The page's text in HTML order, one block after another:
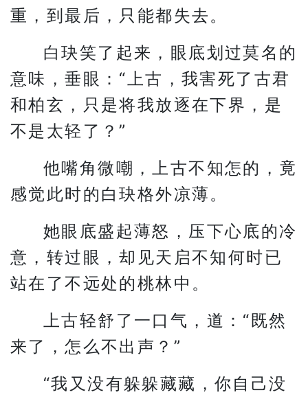
重，到最后，只能都失去。
白玦笑了起来，眼底划过莫名的
意味，垂眼：“上古，我害死了古君
和柏玄，只是将我放逐在下界，是
不是太轻了？”
他嘴角微嘲，上古不知怎的，竟
感觉此时的白玦格外凉薄。
她眼底盛起薄怒，压下心底的冷
意，转过眼，却见天启不知何时已
站在了不远处的桃林中。
上古轻舒了一口气，道：“既然
来了，怎么不出声？”
“我又没有躲躲藏藏，你自己没